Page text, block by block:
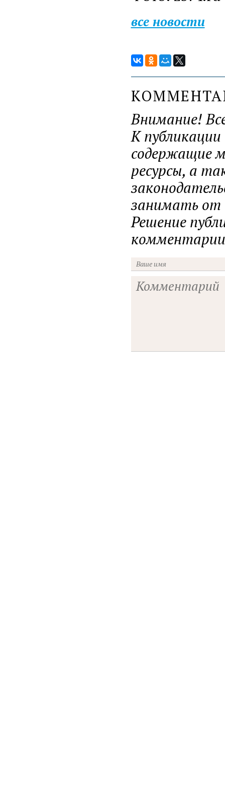
все новости
Внимание!
К
содержащие
ресурсы, а
занимать от
Решение